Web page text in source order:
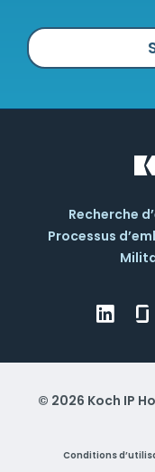
Recherche
Processus
© 2026 Koch IP
Conditions